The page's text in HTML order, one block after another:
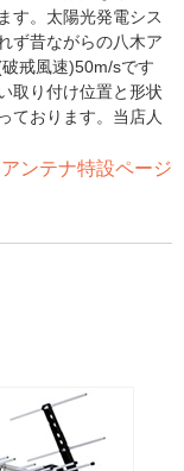
す。太陽光発電シス
ず昔ながらの八木ア
戒風速)50m/sです
取り付け位置と形状
ております。当店人
ンテナ特設ページ